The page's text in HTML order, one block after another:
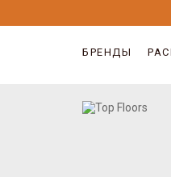
БРЕНДЫ